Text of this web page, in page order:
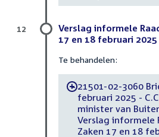
Verslag informele
17 en 18 februari 2025
Te behandelen:
-21501-02-3060
februari 2025 -
minister van
Verslag informele
Zaken 17 en 18
12